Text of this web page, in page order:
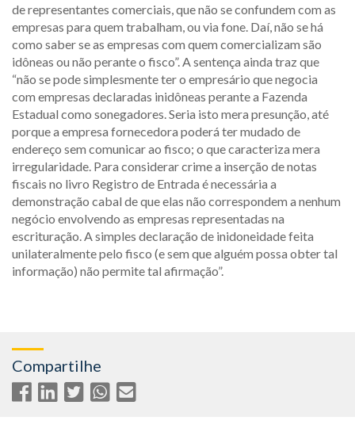
de representantes comerciais, que não se confundem com as
empresas para quem trabalham, ou via fone. Daí, não se há
como saber se as empresas com quem comercializam são
idôneas ou não perante o fisco”. A sentença ainda traz que
“não se pode simplesmente ter o empresário que negocia
com empresas declaradas inidôneas perante a Fazenda
Estadual como sonegadores. Seria isto mera presunção, até
porque a empresa fornecedora poderá ter mudado de
endereço sem comunicar ao fisco; o que caracteriza mera
irregularidade. Para considerar crime a inserção de notas
fiscais no livro Registro de Entrada é necessária a
demonstração cabal de que elas não correspondem a nenhum
negócio envolvendo as empresas representadas na
escrituração. A simples declaração de inidoneidade feita
unilateralmente pelo fisco (e sem que alguém possa obter tal
informação) não permite tal afirmação”.
Compartilhe